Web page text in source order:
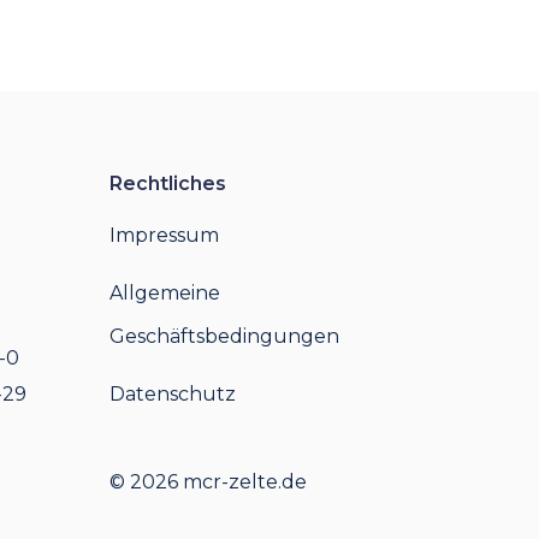
0
Rechtliches
Impressum
Allgemeine
Geschäftsbedingungen
Datenschutz
© 2026 mcr-zelte.de